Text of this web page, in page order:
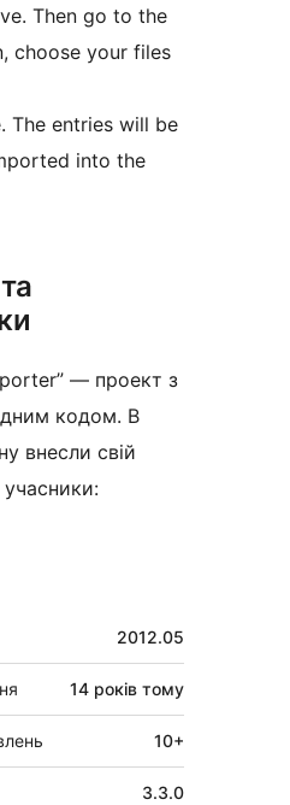
Then go to the
choose your files
The entries will be
into the
— проект з
кодом. В
внесли свій
учасники:
2012.05
14 років тому
10+
3.3.0